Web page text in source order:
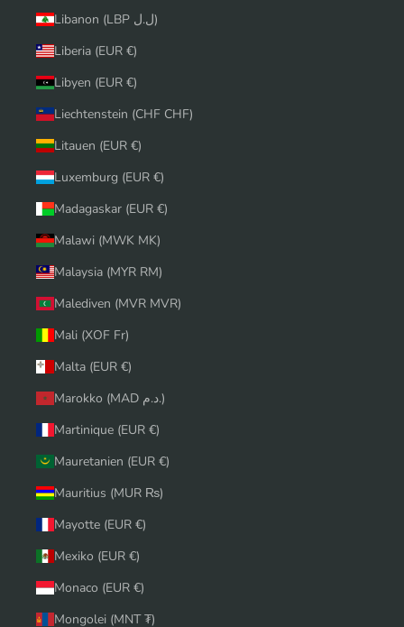
Libanon (LBP ل.ل)
Liberia (EUR €)
Libyen (EUR €)
Liechtenstein (CHF CHF)
Litauen (EUR €)
Luxemburg (EUR €)
Madagaskar (EUR €)
Malawi (MWK MK)
Malaysia (MYR RM)
Malediven (MVR MVR)
Mali (XOF Fr)
Malta (EUR €)
Marokko (MAD د.م.)
Martinique (EUR €)
Mauretanien (EUR €)
Mauritius (MUR ₨)
Mayotte (EUR €)
Mexiko (EUR €)
Monaco (EUR €)
Mongolei (MNT ₮)